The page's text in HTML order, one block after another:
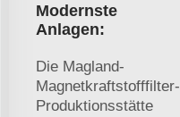
Modernste
Anlagen:
Die Magland-
Magnetkraftstofffilter-
Produktionsstätte